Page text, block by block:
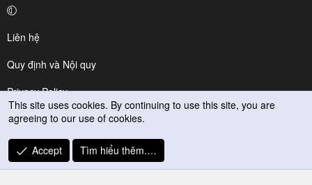
Liên hệ
Quy định và Nội quy
Privacy Policy
Trợ giúp
R
S
This site uses cookies. By continuing to use this site, you are
agreeing to our use of cookies.
Accept Tìm hiểu thêm.…